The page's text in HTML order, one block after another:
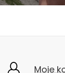
Moje